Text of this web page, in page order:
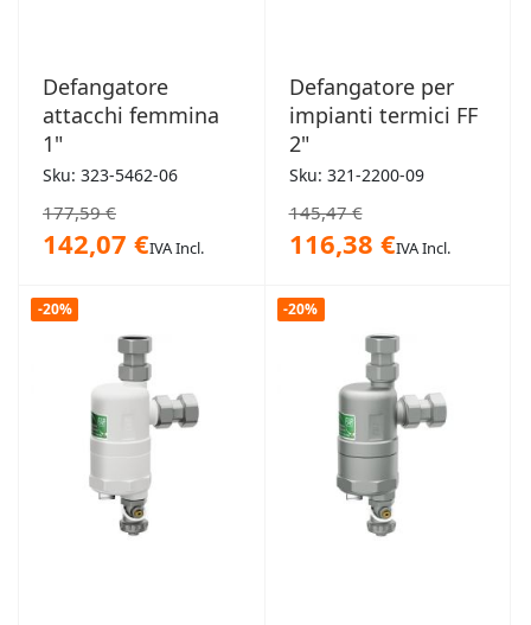
Defangatore
attacchi femmina
1"
Sku: 323-5462-06
177,59 €
142,07 €IVA Incl.
Defangatore per
impianti termici FF
2"
Sku: 321-2200-09
145,47 €
116,38 €IVA Incl.
-20% -20%